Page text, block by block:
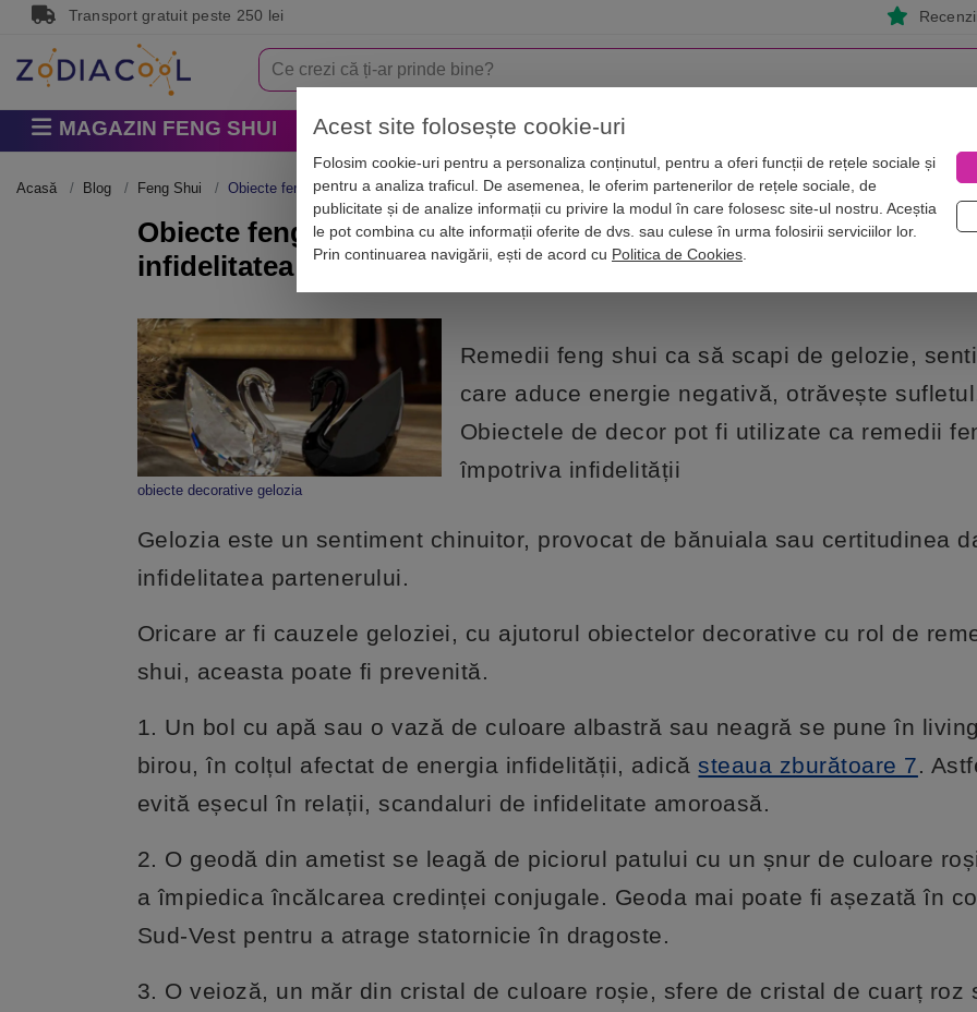
Transport gratuit peste 250 lei
MAGAZIN FENG SHUI Horoscop Zodii Astrologie Numerologie
Acasă Blog Feng Shui Obiecte feng shui decor pentru casă și remedii pentru a evita gelozia, infidelitatea
Obiecte feng shui decor pentru casă și remedii pentru a evita
infidelitatea
obiecte decorative gelozia
Remedii feng shui ca să scapi de gelozie,
care aduce energie negativă, otrăvește
Obiectele de decor pot fi utilizate ca remedii
împotriva infidelității
Gelozia este un sentiment chinuitor, provocat de bănuiala sau certitudinea
infidelitatea partenerului.
Oricare ar fi cauzele geloziei, cu ajutorul obiectelor decorative cu rol de
shui, aceasta poate fi prevenită.
1. Un bol cu apă sau o vază de culoare albastră sau neagră se pune în
birou, în colțul afectat de energia infidelității, adicăsteaua zburătoare 7.
evită eșecul în relații, scandaluri de infidelitate amoroasă.
2. O geodă din ametist se leagă de piciorul patului cu un șnur de culoare
a împiedica încălcarea credinței conjugale. Geoda mai poate fi așezată în
Sud-Vest pentru a atrage statornicie în dragoste.
3. O veioză, un măr din cristal de culoare roșie, sfere de cristal de cuarț roz
Acest site folosește cookie-uri
Folosim cookie-uri pentru a personaliza conținutul, pentru a oferi funcții de rețele sociale și
pentru a analiza traficul. De asemenea, le oferim partenerilor de rețele sociale, de
publicitate și de analize informații cu privire la modul în care folosesc site-ul nostru. Aceștia
le pot combina cu alte informații oferite de dvs. sau culese în urma folosirii serviciilor lor.
Prin continuarea navigării, ești de acord cu Politica de Cookies.